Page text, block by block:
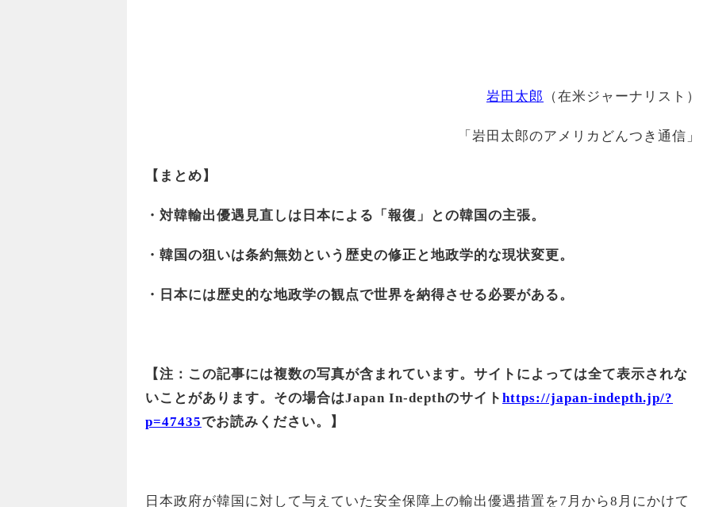
岩田太郎 （在米ジャーナリスト）
「岩田太郎のアメリカどんつき通信」
【まとめ】
・対韓輸出優遇見直しは日本による「報復」との韓国の主張。
・韓国の狙いは条約無効という歴史の修正と地政学的な現状変更。
・日本には歴史的な地政学の観点で世界を納得させる必要がある。
【注：この記事には複数の写真が含まれています。サイトによっては全て表示されな
いことがあります。その場合はJapan In-depthのサイト https://japan-indepth.jp/?
p=47435でお読みください。】
日本政府が韓国に対して与えていた安全保障上の輸出優遇措置を7月から8月にかけて